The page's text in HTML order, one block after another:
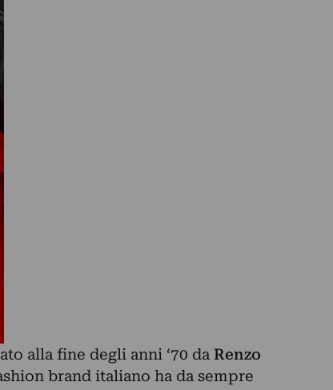
alla fine degli anni ‘70 da Renzo
brand italiano ha da sempre